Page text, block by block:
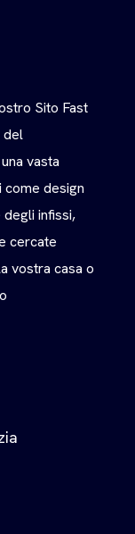
Sito Fast
del
vasta
come design
infissi,
cercate
vostra casa o